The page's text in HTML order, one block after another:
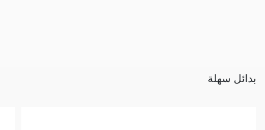
بدائل سهلة